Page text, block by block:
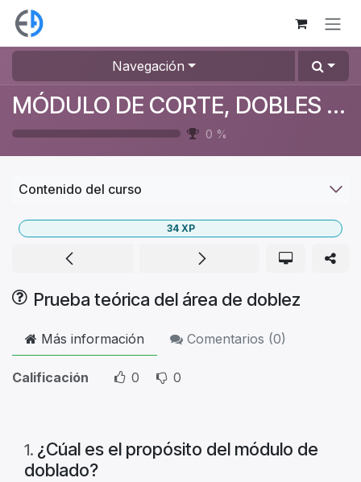
Ir al contenido
Navegación
MÓDULO DE CORTE, DOBLES Y ENSAMBLE
0 %
Contenido del curso
Prueba teórica del área de doblez
34 XP
Más información Comentarios (0)
Calificación 0 0
1. ¿Cúal es el propósito del módulo de
doblado?